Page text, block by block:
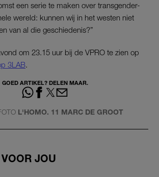
een serie te maken over transgender-
wereld: kunnen wij in het westen niet
van al die geschiedenis?”
om 23.15 uur bij de VPRO te zien op
3LAB.
GOED ARTIKEL? DELEN MAAR.
L'HOMO. 11 MARC DE GROOT
JOU